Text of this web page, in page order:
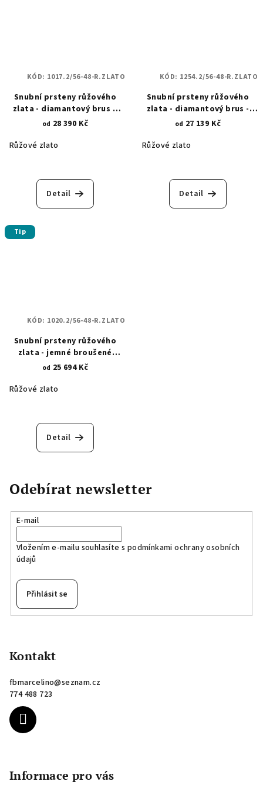
Snubní prsteny růžového
zlata - diamantový brus a
vodorovné zirkony 1017.2
od 28 390 Kč
Růžové zlato
Detail
KÓD: 1017.2/56-48-R.ZLATO
Snubní prsteny růžového
zlata - diamantový brus -
hvězdy 1254.2
od 27 139 Kč
Růžové zlato
Detail
KÓD: 1254.2/56-48-R.ZLATO
Tip
Snubní prsteny růžového
zlata - jemné broušené
lístečky 1020.2
od 25 694 Kč
Růžové zlato
Detail
KÓD: 1020.2/56-48-R.ZLATO
Odebírat newsletter
E-mail
Vložením e-mailu souhlasíte s podmínkami ochrany osobních
údajů
Přihlásit se
Kontakt
fbmarcelino@seznam.cz
774 488 723
Informace pro vás